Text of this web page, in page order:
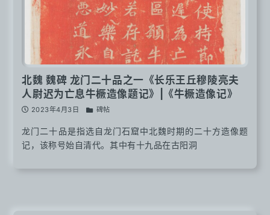
北魏 魏碑 龙门二十品之一《长乐王丘穆陵亮夫
人尉迟为亡息牛橛造像题记》|《牛橛造像记》
2023年4月3日 碑帖
龙门二十品是指选自龙门石窟中北魏时期的二十方造像题
记，该称号始自清代。其中有十九品在古阳洞